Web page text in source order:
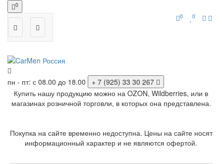
0
0
0
пн - пт: с 08.00 до 18.00
+ 7 (925) 33 30 267
Купить нашу продукцию можно на OZON, Wildberries, или в
магазинах розничной торговли, в которых она представлена.
Покупка на сайте временно недоступна. Цены на сайте носят
информационный характер и не являются офертой.